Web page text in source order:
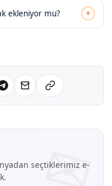
ekleniyor mu? +
seçtiklerimiz e-